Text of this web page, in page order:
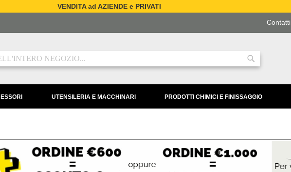
VENDITA ad AZIENDE e PRIVATI
Contatti
Ricerca
UTENSILERIA E MACCHINARI PRODOTTI CHIMICI E FINISSAGGIO